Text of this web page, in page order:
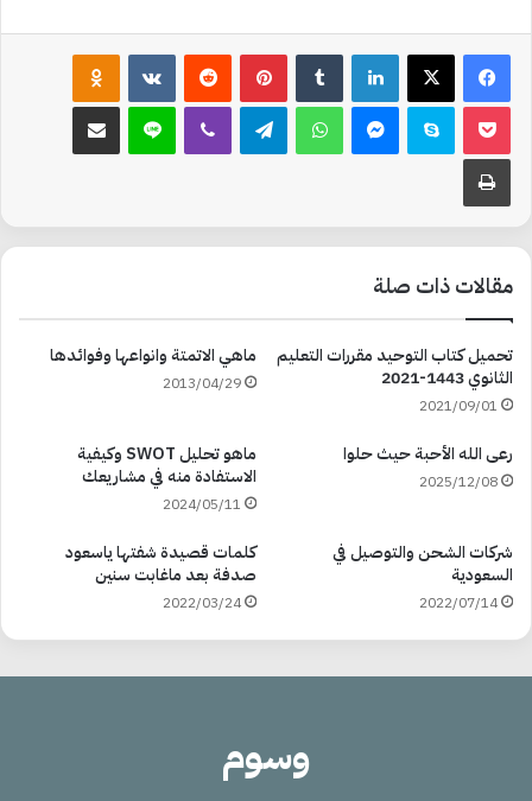
لينكدإن بينتيريست ‏VKontakte
سكايب واتساب تيلقرام لاين
مقالات ذات صلة
تحميل كتاب التوحيد مقررات التعليم
الثانوي 1443-2021
2021/09/01
ماهي الاتمتة وانواعها وفوائدها
2013/04/29
رعى الله الأحبة حيث حلوا
2025/12/08
ماهو تحليل SWOT وكيفية
الاستفادة منه في مشاريعك
2024/05/11
شركات الشحن والتوصيل في
السعودية
2022/07/14
كلمات قصيدة شفتها ياسعود
صدفة بعد ماغابت سنين
2022/03/24
وسوم